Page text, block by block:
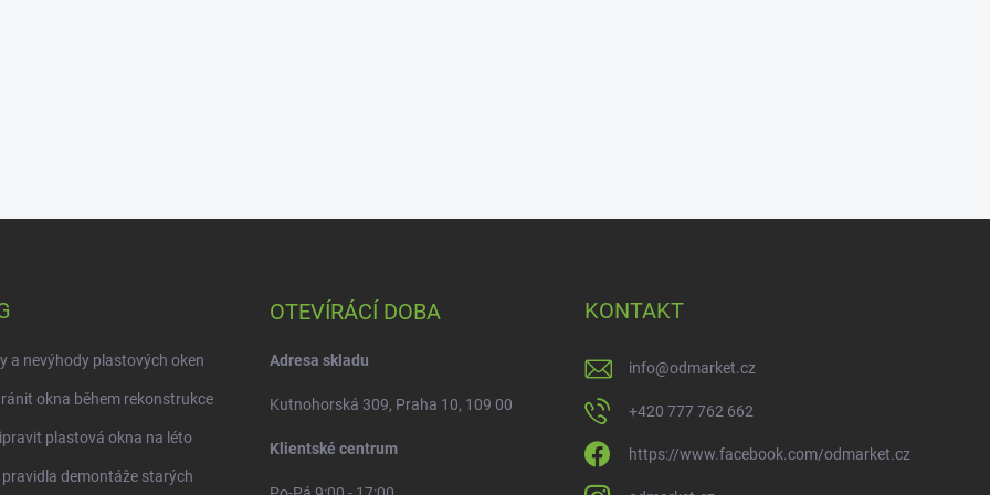
a nevýhody plastových oken
okna během rekonstrukce
plastová okna na léto
pravidla demontáže starých
OTEVÍRÁCÍ DOBA
Adresa skladu
Kutnohorská 309, Praha 10, 109 00
Klientské centrum
KONTAKT
info@odmarket.cz
+420 777 762 662
https://www.facebook.com/odmarket.cz